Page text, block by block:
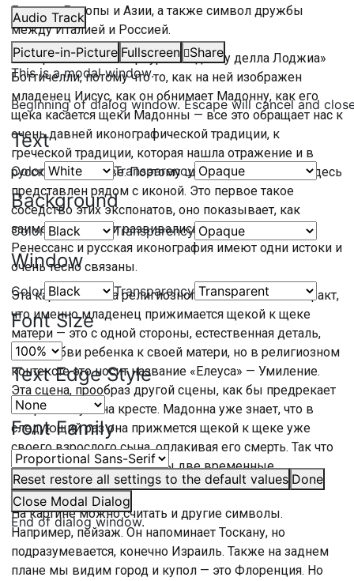
Audio Track
Picture-in-Picture Fullscreen
Share
This is a modal window.
Beginning of dialog window. Escape will cancel and
Text
Color Transparency
Background
Color Transparency
Window
Color Transparency
Font Size
Text Edge Style
Font Family
Reset restore all settings to the default values Done
Close Modal Dialog
End of dialog window.
Европы, Европы и Азии, а также символ дружбы
между Италией и Россией.
Мы привезли в Петербург «Мадонну делла Лоджиа»
Боттичелли, потому что то, как на ней изображен
младенец Иисус, как он обнимает Мадонну, как его
щека касается щеки Мадонны — все это обращает нас к
очень давней иконографической традиции, к
греческой традиции, которая нашла отражение и в
русском искусстве. Поэтому шедевр Боттичелли здесь
представлен рядом с иконой. Это первое такое
соседство этих экспонатов, оно показывает, как
заимствовались и развивались традиции. Так что
Ренессанс и русская иконография имеют одни истоки и
очень тесно связаны.
Эта картина полна религиозного символизма. Тот факт,
что именно младенец прижимается щекой к щеке
матери — это с одной стороны, естественная деталь,
знак любви ребенка к своей матери, но в религиозном
контексте это носит название «Елеуса» — Умиление.
Эта сцена, прообраз другой сцены, как бы предрекает
смерть Иисуса на кресте. Мадонна уже знает, что в
следующий раз она прижмется щекой к щеке уже
своего взрослого сына, оплакивая его смерть. Так что
здесь присутствуют как бы две временные
реальности.
На картине можно считать и другие символы.
Например, пейзаж. Он напоминает Тоскану, но
подразумевается, конечно Израиль. Также на заднем
плане мы видим город и купол — это Флоренция. Но